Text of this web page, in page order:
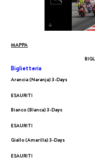
MAPPA
Biglietteria
Arancia (Naranja) 3-Days
ESAURITI
Bianco (Blanca) 3-Days
ESAURITI
Giallo (Amarilla) 3-Days
ESAURITI